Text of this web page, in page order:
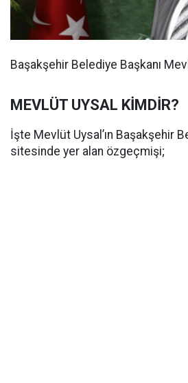
Başakşehir Belediye Başkanı
MEVLÜT UYSAL KİMDİR?
İşte Mevlüt Uysal’ın Başakşehir
sitesinde yer alan özgeçmişi;